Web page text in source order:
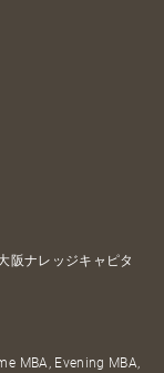
阪ナレッジキャピタ
MBA, Evening MBA,